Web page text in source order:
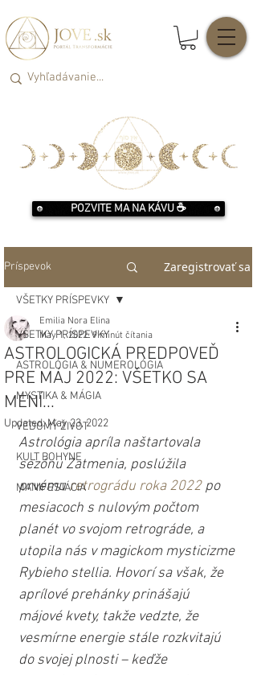
POZVITE MA NA KÁVU ☕️
Príspevok Zaregistrovať sa
VŠETKY PRÍSPEVKY
ASTROLÓGIA & NUMEROLÓGIA
MYSTIKA & MÁGIA
VEDOMÝ ŽIVOT
KULT BOHYNE
MANIFESTÁCIA
VŠETKY PRÍSPEVKY
ASTROLOGICKÁ PREDPOVEĎ
PRE MÁJ 2022: VŠETKO SA
MENÍ...
Emilia Nora Elina
May 1, 2022 9 minút čítania
Updated:May 23, 2022
Astrológia apríla naštartovala
sezónu Zatmenia, poslúžila
prvému retrográdu roka 2022 po
mesiacoch s nulovým počtom
planét vo svojom retrográde, a
utopila nás v magickom mysticizme
Rybieho stellia. Hovorí sa však, že
aprílové prehánky prinášajú
májové kvety, takže vedzte, že
vesmírne energie stále rozkvitajú
do svojej plnosti – keďže